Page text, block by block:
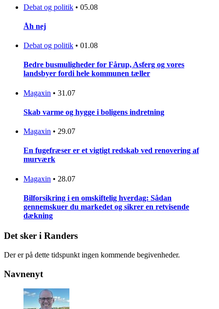
Debat og politik • 05.08
Åh nej
Debat og politik • 01.08
Bedre busmuligheder for Fårup, Asferg og vores
landsbyer fordi hele kommunen tæller
Magaxin • 31.07
Skab varme og hygge i boligens indretning
Magaxin • 29.07
En fugefræser er et vigtigt redskab ved renovering af
murværk
Magaxin • 28.07
Bilforsikring i en omskiftelig hverdag: Sådan
gennemskuer du markedet og sikrer en retvisende
dækning
Det sker i Randers
Der er på dette tidspunkt ingen kommende begivenheder.
Navnenyt